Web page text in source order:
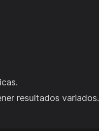
resultados variados.